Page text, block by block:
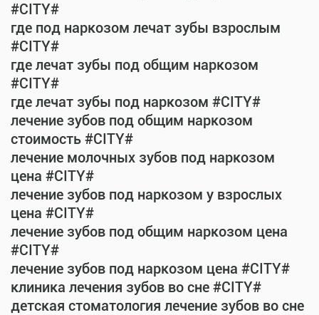
#CITY#
где под наркозом лечат зубы взрослым
#CITY#
где лечат зубы под общим наркозом
#CITY#
где лечат зубы под наркозом #CITY#
лечение зубов под общим наркозом
стоимость #CITY#
лечение молочных зубов под наркозом
цена #CITY#
лечение зубов под наркозом у взрослых
цена #CITY#
лечение зубов под общим наркозом цена
#CITY#
лечение зубов под наркозом цена #CITY#
клиника лечения зубов во сне #CITY#
детская стоматология лечение зубов во сне